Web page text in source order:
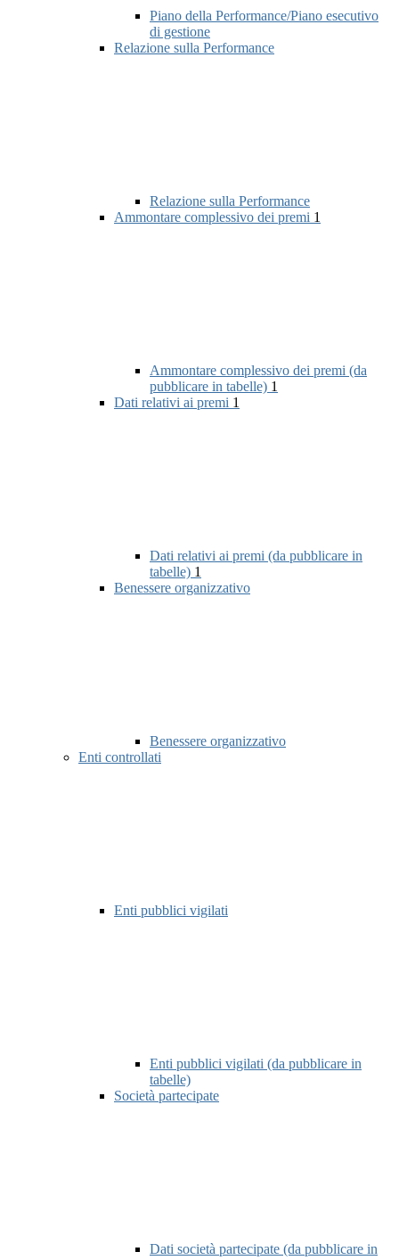
Piano della Performance/Piano esecutivo
di gestione
Relazione sulla Performance
Relazione sulla Performance
Ammontare complessivo dei premi 1
Ammontare complessivo dei premi (da
pubblicare in tabelle) 1
Dati relativi ai premi 1
Dati relativi ai premi (da pubblicare in
tabelle) 1
Benessere organizzativo
Benessere organizzativo
Enti controllati
Enti pubblici vigilati
Enti pubblici vigilati (da pubblicare in
tabelle)
Società partecipate
Dati società partecipate (da pubblicare in